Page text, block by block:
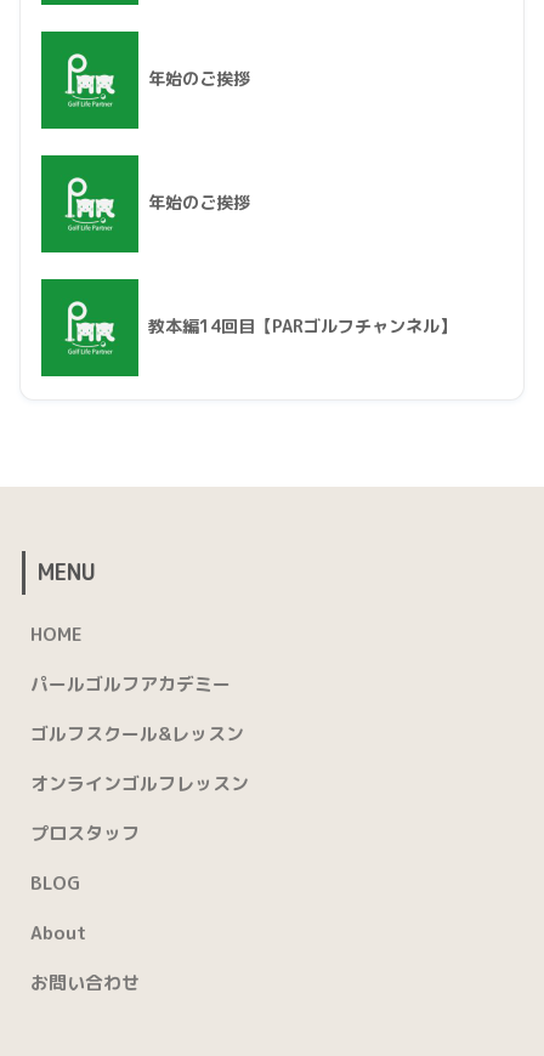
年始のご挨拶
年始のご挨拶
教本編14回目【PARゴルフチャンネル】
MENU
HOME
パールゴルフアカデミー
ゴルフスクール&レッスン
オンラインゴルフレッスン
プロスタッフ
BLOG
About
お問い合わせ